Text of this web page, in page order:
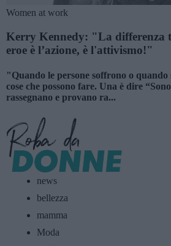
Women at work
Kerry Kennedy: "La differenza
eroe è l’azione, è l'attivismo!"
"Quando le persone soffrono o quando
cose che possono fare. Una è dire
rassegnano e provano ra...
news
bellezza
mamma
Moda